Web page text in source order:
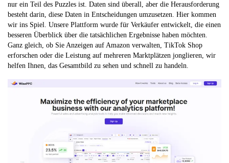
nur ein Teil des Puzzles ist. Daten sind überall, aber die Herausforderung
besteht darin, diese Daten in Entscheidungen umzusetzen. Hier kommen
wir ins Spiel. Unsere Plattform wurde für Verkäufer entwickelt, die einen
besseren Überblick über die tatsächlichen Ergebnisse haben möchten.
Ganz gleich, ob Sie Anzeigen auf Amazon verwalten, TikTok Shop
erforschen oder die Leistung auf mehreren Marktplätzen jonglieren, wir
helfen Ihnen, das Gesamtbild zu sehen und schnell zu handeln.